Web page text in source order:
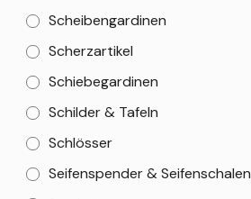
Scheibengardinen
Scherzartikel
Schiebegardinen
Schilder & Tafeln
Schlösser
Seifenspender & Seifenschalen